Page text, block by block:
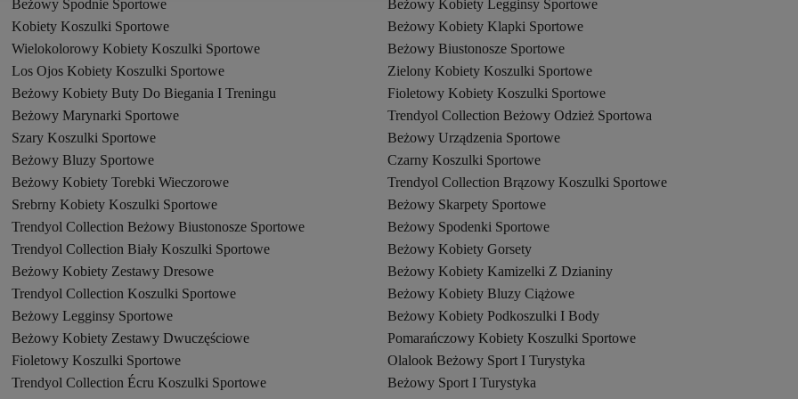
Beżowy Spodnie Sportowe
Beżowy Kobiety Legginsy Sportowe
Kobiety Koszulki Sportowe
Beżowy Kobiety Klapki Sportowe
Wielokolorowy Kobiety Koszulki Sportowe
Beżowy Biustonosze Sportowe
Los Ojos Kobiety Koszulki Sportowe
Zielony Kobiety Koszulki Sportowe
Beżowy Kobiety Buty Do Biegania I Treningu
Fioletowy Kobiety Koszulki Sportowe
Beżowy Marynarki Sportowe
Trendyol Collection Beżowy Odzież Sportowa
Szary Koszulki Sportowe
Beżowy Urządzenia Sportowe
Beżowy Bluzy Sportowe
Czarny Koszulki Sportowe
Beżowy Kobiety Torebki Wieczorowe
Trendyol Collection Brązowy Koszulki Sportowe
Srebrny Kobiety Koszulki Sportowe
Beżowy Skarpety Sportowe
Trendyol Collection Beżowy Biustonosze Sportowe
Beżowy Spodenki Sportowe
Trendyol Collection Biały Koszulki Sportowe
Beżowy Kobiety Gorsety
Beżowy Kobiety Zestawy Dresowe
Beżowy Kobiety Kamizelki Z Dzianiny
Trendyol Collection Koszulki Sportowe
Beżowy Kobiety Bluzy Ciążowe
Beżowy Legginsy Sportowe
Beżowy Kobiety Podkoszulki I Body
Beżowy Kobiety Zestawy Dwuczęściowe
Pomarańczowy Kobiety Koszulki Sportowe
Fioletowy Koszulki Sportowe
Olalook Beżowy Sport I Turystyka
Trendyol Collection Écru Koszulki Sportowe
Beżowy Sport I Turystyka